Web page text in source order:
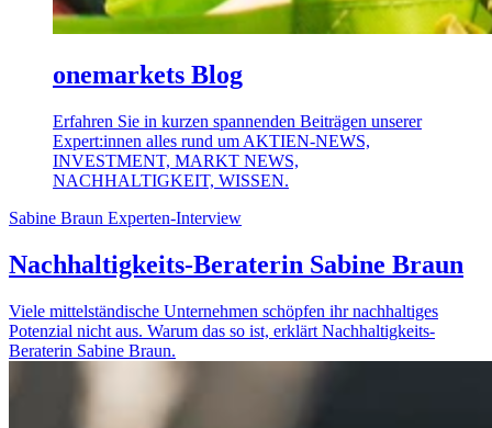
onemarkets Blog
Erfahren Sie in kurzen spannenden Beiträgen unserer
Expert:innen alles rund um AKTIEN-NEWS,
INVESTMENT, MARKT NEWS,
NACHHALTIGKEIT, WISSEN.
Sabine Braun Experten-Interview
Nachhaltigkeits-Beraterin Sabine Braun
Viele mittelständische Unternehmen schöpfen ihr nachhaltiges
Potenzial nicht aus. Warum das so ist, erklärt Nachhaltigkeits-
Beraterin Sabine Braun.